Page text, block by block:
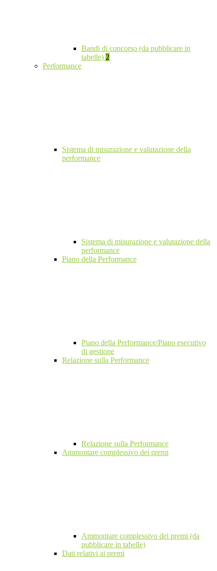
Bandi di concorso (da pubblicare in
tabelle) 2
Performance
Sistema di misurazione e valutazione della
performance
Sistema di misurazione e valutazione della
performance
Piano della Performance
Piano della Performance/Piano esecutivo
di gestione
Relazione sulla Performance
Relazione sulla Performance
Ammontare complessivo dei premi
Ammontare complessivo dei premi (da
pubblicare in tabelle)
Dati relativi ai premi